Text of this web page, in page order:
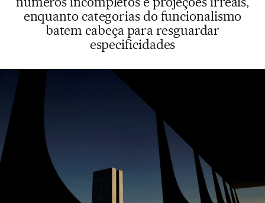
enquanto categorias do funcionalismo
batem cabeça para resguardar
especificidades